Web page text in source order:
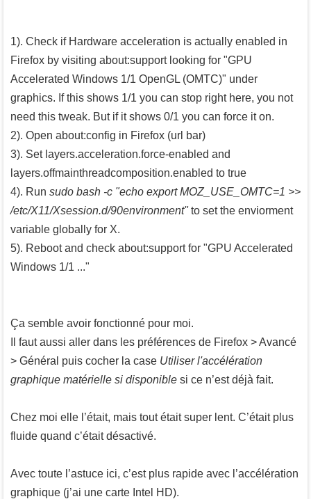
1). Check if Hardware acceleration is actually enabled in
Firefox by visiting about:support looking for "GPU
Accelerated Windows 1/1 OpenGL (OMTC)" under
graphics. If this shows 1/1 you can stop right here, you not
need this tweak. But if it shows 0/1 you can force it on.
2). Open about:config in Firefox (url bar)
3). Set layers.acceleration.force-enabled and
layers.offmainthreadcomposition.enabled to true
4). Run sudo bash -c "echo export MOZ_USE_OMTC=1 >>
/etc/X11/Xsession.d/90environment"to set the enviorment
variable globally for X.
5). Reboot and check about:support for "GPU Accelerated
Windows 1/1 ..."
Ça semble avoir fonctionné pour moi.
Il faut aussi aller dans les préférences de Firefox > Avancé
> Général puis cocher la case Utiliser l'accélération
graphique matérielle si disponible si ce n’est déjà fait.
Chez moi elle l’était, mais tout était super lent. C’était plus
fluide quand c’était désactivé.
Avec toute l’astuce ici, c’est plus rapide avec l’accélération
graphique (j’ai une carte Intel HD).